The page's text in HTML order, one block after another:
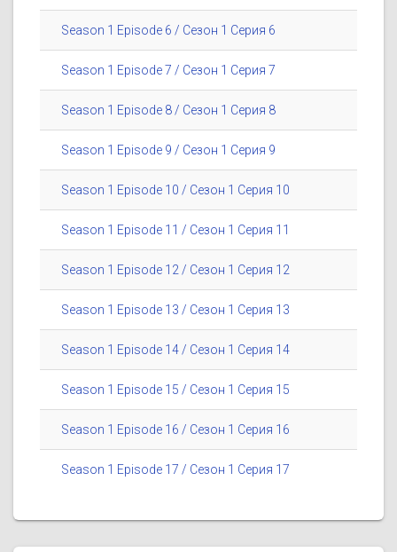
Season 1 Episode 6 / Сезон 1 Серия 6
Season 1 Episode 7 / Сезон 1 Серия 7
Season 1 Episode 8 / Сезон 1 Серия 8
Season 1 Episode 9 / Сезон 1 Серия 9
Season 1 Episode 10 / Сезон 1 Серия 10
Season 1 Episode 11 / Сезон 1 Серия 11
Season 1 Episode 12 / Сезон 1 Серия 12
Season 1 Episode 13 / Сезон 1 Серия 13
Season 1 Episode 14 / Сезон 1 Серия 14
Season 1 Episode 15 / Сезон 1 Серия 15
Season 1 Episode 16 / Сезон 1 Серия 16
Season 1 Episode 17 / Сезон 1 Серия 17